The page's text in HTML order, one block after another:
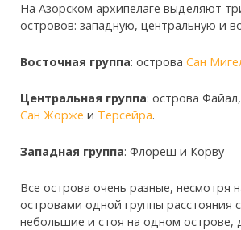
На Азорском архипелаге выделяют
островов: западную, центральную и
Восточная группа: острова Сан
Центральная группа: острова Файал,
Сан Жорже и Терсейра.
Западная группа: Флореш и Корву
Все острова очень разные, несмотря
островами одной группы расстояния
небольшие и стоя на одном острове,